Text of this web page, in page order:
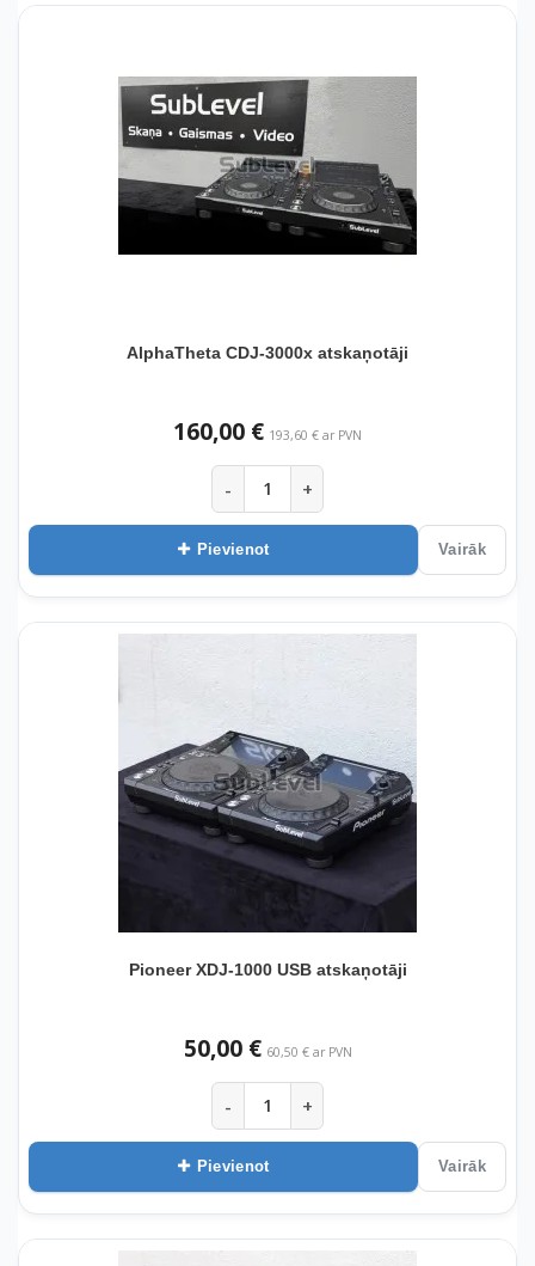
AlphaTheta CDJ-3000x atskaņotāji
160,00 € 193,60 € ar PVN
- +
Pievienot Vairāk
Pioneer XDJ-1000 USB atskaņotāji
50,00 € 60,50 € ar PVN
- +
Pievienot Vairāk